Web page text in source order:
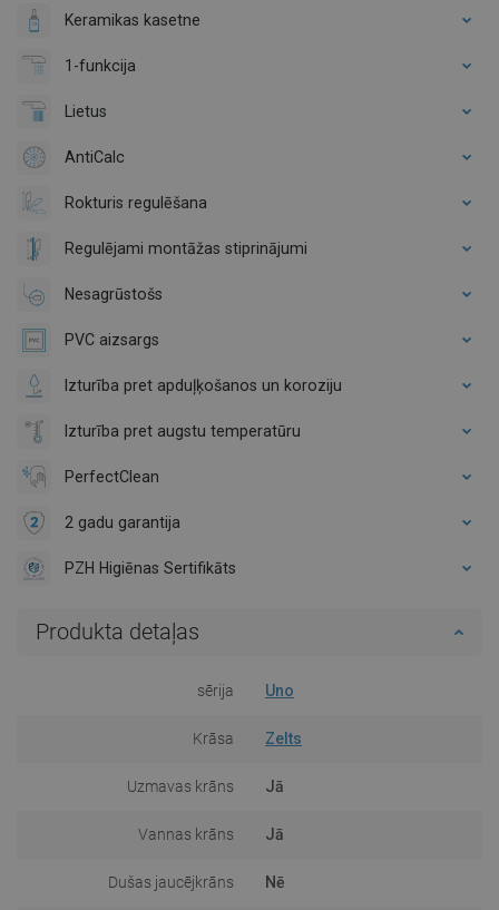
Keramikas kasetne
1-funkcija
Lietus
AntiCalc
Rokturis regulēšana
Regulējami montāžas stiprinājumi
Nesagrūstošs
PVC aizsargs
Izturība pret apduļķošanos un koroziju
Izturība pret augstu temperatūru
PerfectClean
2 gadu garantija
PZH Higiēnas Sertifikāts
Produkta detaļas
sērija Uno
Krāsa Zelts
Uzmavas krāns Jā
Vannas krāns Jā
Dušas jaucējkrāns Nē